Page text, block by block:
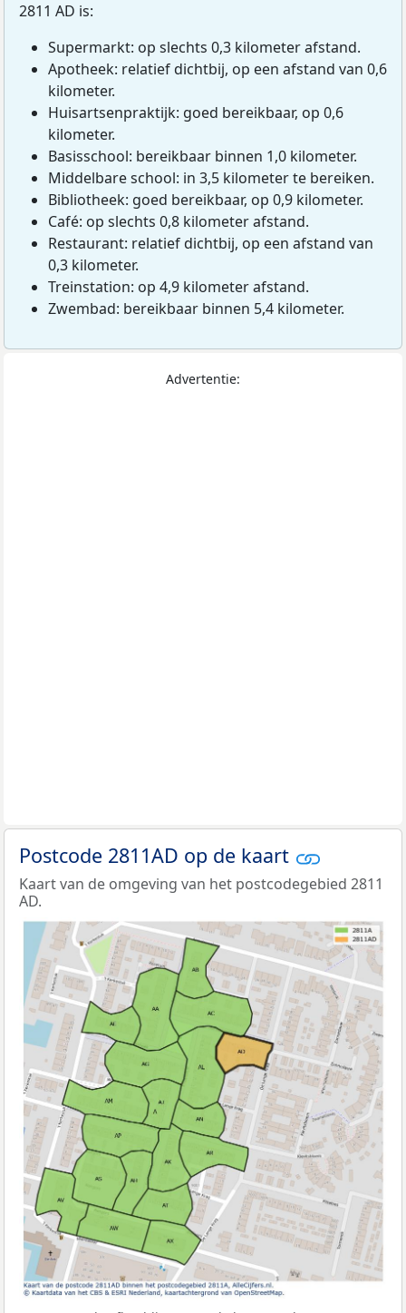
2811 AD is:
Supermarkt: op slechts 0,3 kilometer afstand.
Apotheek: relatief dichtbij, op een afstand van 0,6
kilometer.
Huisartsenpraktijk: goed bereikbaar, op 0,6
kilometer.
Basisschool: bereikbaar binnen 1,0 kilometer.
Middelbare school: in 3,5 kilometer te bereiken.
Bibliotheek: goed bereikbaar, op 0,9 kilometer.
Café: op slechts 0,8 kilometer afstand.
Restaurant: relatief dichtbij, op een afstand van
0,3 kilometer.
Treinstation: op 4,9 kilometer afstand.
Zwembad: bereikbaar binnen 5,4 kilometer.
Advertentie:
Postcode 2811AD op de kaart
Kaart van de omgeving van het postcodegebied 2811
AD.